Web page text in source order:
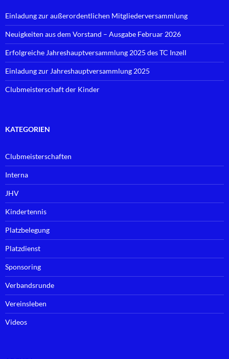
Einladung zur außerordentlichen Mitgliederversammlung
Neuigkeiten aus dem Vorstand – Ausgabe Februar 2026
Erfolgreiche Jahreshauptversammlung 2025 des TC Inzell
Einladung zur Jahreshauptversammlung 2025
Clubmeisterschaft der Kinder
KATEGORIEN
Clubmeisterschaften
Interna
JHV
Kindertennis
Platzbelegung
Platzdienst
Sponsoring
Verbandsrunde
Vereinsleben
Videos